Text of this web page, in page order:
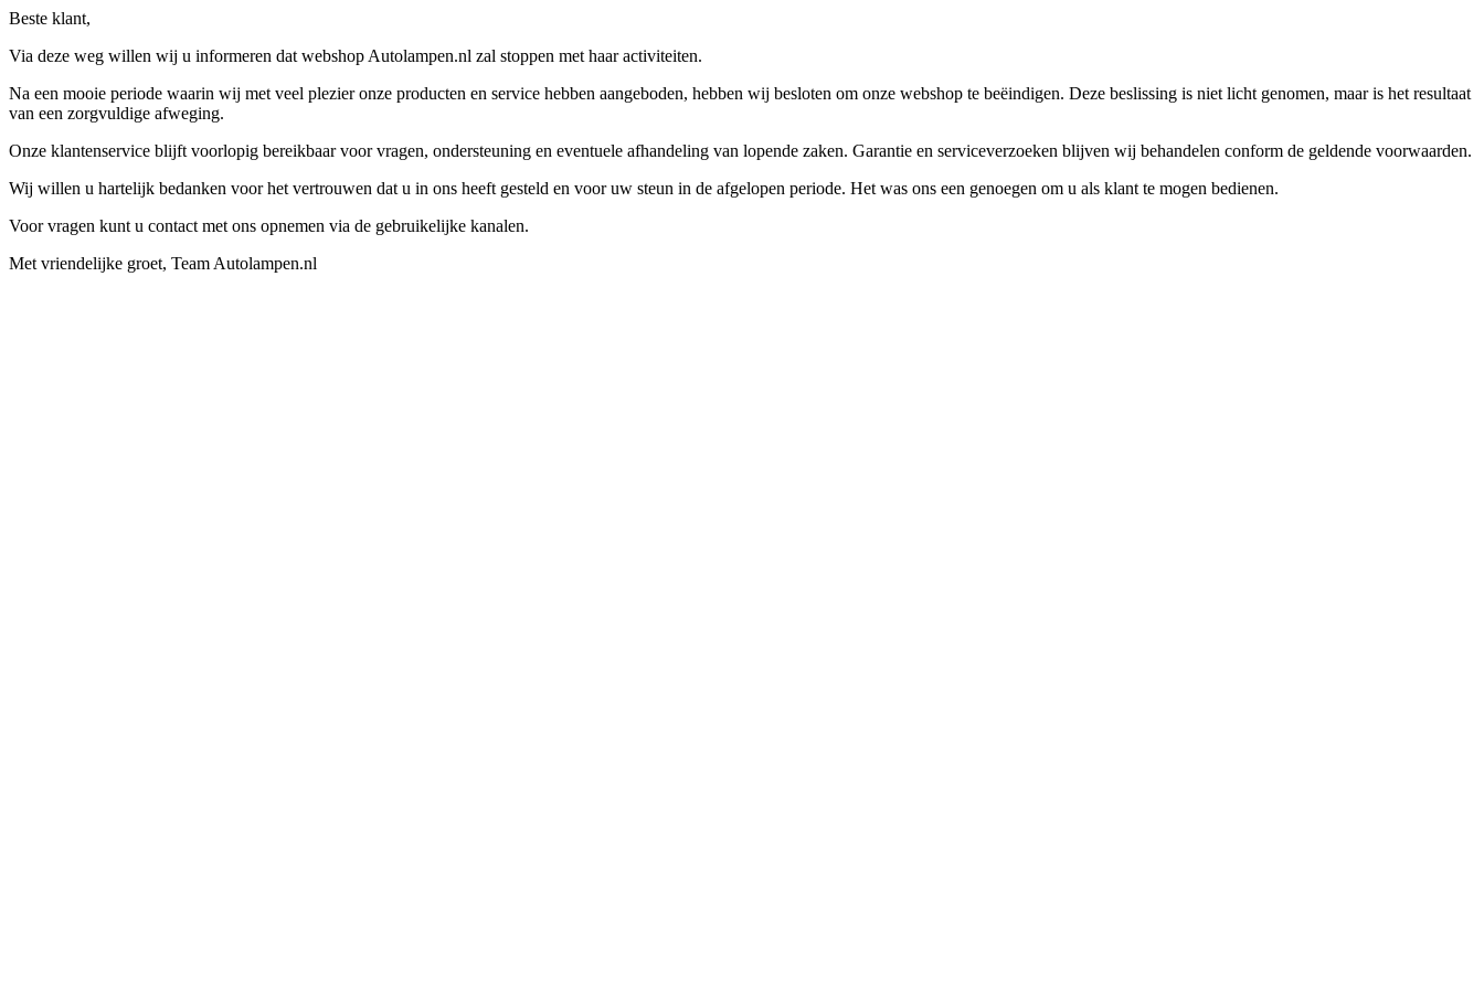
Beste klant,
Via deze weg willen wij u informeren dat webshop Autolampen.nl zal stoppen met haar activiteiten.
Na een mooie periode waarin wij met veel plezier onze producten en service hebben aangeboden, hebben wij besloten om onze webshop te beëindigen. Deze beslissing is niet licht genomen, maar is het resultaat
van een zorgvuldige afweging.
Onze klantenservice blijft voorlopig bereikbaar voor vragen, ondersteuning en eventuele afhandeling van lopende zaken. Garantie en serviceverzoeken blijven wij behandelen conform de geldende voorwaarden.
Wij willen u hartelijk bedanken voor het vertrouwen dat u in ons heeft gesteld en voor uw steun in de afgelopen periode. Het was ons een genoegen om u als klant te mogen bedienen.
Voor vragen kunt u contact met ons opnemen via de gebruikelijke kanalen.
Met vriendelijke groet, Team Autolampen.nl